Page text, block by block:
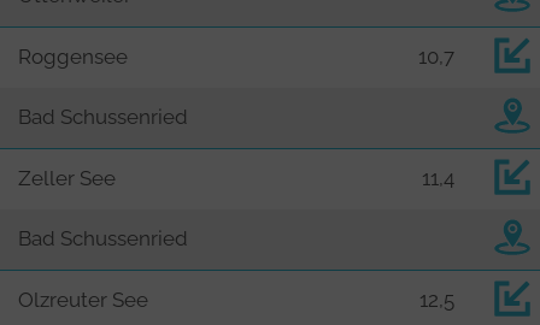
Roggensee 10,7
Bad Schussenried
Zeller See 11,4
Bad Schussenried
Olzreuter See 12,5